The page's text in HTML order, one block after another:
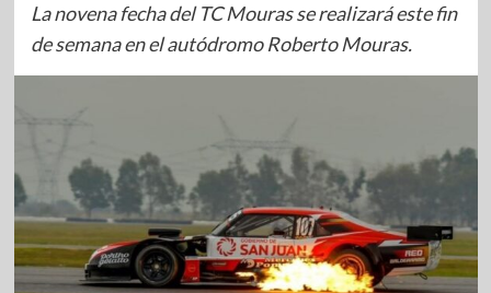
La novena fecha del TC Mouras se realizará este fin
de semana en el autódromo Roberto Mouras.